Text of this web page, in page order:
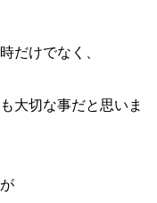
だけでなく、
大切な事だと思いま